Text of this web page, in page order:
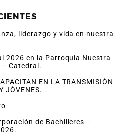
liderazgo y vida en nuestra
2026 en la Parroquia Nuestra
– Catedral.
EN LA TRANSMISIÓN
JÓVENES.
de Bachilleres –